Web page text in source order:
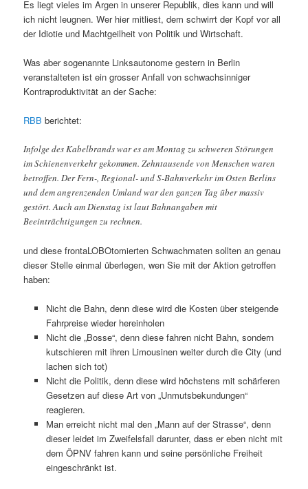
Es liegt vieles im Argen in unserer Republik, dies kann und will
ich nicht leugnen. Wer hier mitliest, dem schwirrt der Kopf vor all
der Idiotie und Machtgeilheit von Politik und Wirtschaft.
Was aber sogenannte Linksautonome gestern in Berlin
veranstalteten ist ein grosser Anfall von schwachsinniger
Kontraproduktivität an der Sache:
RBB berichtet:
Infolge des Kabelbrands war es am Montag zu schweren Störungen
im Schienenverkehr gekommen. Zehntausende von Menschen waren
betroffen. Der Fern-, Regional- und S-Bahnverkehr im Osten Berlins
und dem angrenzenden Umland war den ganzen Tag über massiv
gestört. Auch am Dienstag ist laut Bahnangaben mit
Beeinträchtigungen zu rechnen.
und diese frontaLOBOtomierten Schwachmaten sollten an genau
dieser Stelle einmal überlegen, wen Sie mit der Aktion getroffen
haben:
Nicht die Bahn, denn diese wird die Kosten über steigende
Fahrpreise wieder hereinholen
Nicht die „Bosse“, denn diese fahren nicht Bahn, sondern
kutschieren mit ihren Limousinen weiter durch die City (und
lachen sich tot)
Nicht die Politik, denn diese wird höchstens mit schärferen
Gesetzen auf diese Art von „Unmutsbekundungen“
reagieren.
Man erreicht nicht mal den „Mann auf der Strasse“, denn
dieser leidet im Zweifelsfall darunter, dass er eben nicht mit
dem ÖPNV fahren kann und seine persönliche Freiheit
eingeschränkt ist.